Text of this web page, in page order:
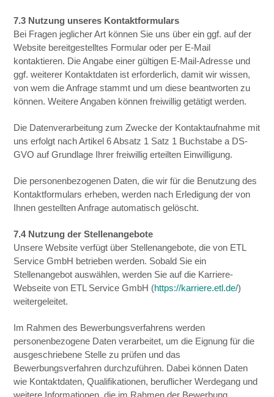
7.3 Nutzung unseres Kontaktformulars
Bei Fragen jeglicher Art können Sie uns über ein ggf. auf der
Website bereitgestelltes Formular oder per E-Mail
kontaktieren. Die Angabe einer gültigen E-Mail-Adresse und
ggf. weiterer Kontaktdaten ist erforderlich, damit wir wissen,
von wem die Anfrage stammt und um diese beantworten zu
können. Weitere Angaben können freiwillig getätigt werden.
Die Datenverarbeitung zum Zwecke der Kontaktaufnahme mit
uns erfolgt nach Artikel 6 Absatz 1 Satz 1 Buchstabe a DS-
GVO auf Grundlage Ihrer freiwillig erteilten Einwilligung.
Die personenbezogenen Daten, die wir für die Benutzung des
Kontaktformulars erheben, werden nach Erledigung der von
Ihnen gestellten Anfrage automatisch gelöscht.
7.4 Nutzung der Stellenangebote
Unsere Website verfügt über Stellenangebote, die von ETL
Service GmbH betrieben werden. Sobald Sie ein
Stellenangebot auswählen, werden Sie auf die Karriere-
Webseite von ETL Service GmbH (https://karriere.etl.de/)
weitergeleitet.
Im Rahmen des Bewerbungsverfahrens werden
personenbezogene Daten verarbeitet, um die Eignung für die
ausgeschriebene Stelle zu prüfen und das
Bewerbungsverfahren durchzuführen. Dabei können Daten
wie Kontaktdaten, Qualifikationen, beruflicher Werdegang und
weitere Informationen, die im Rahmen der Bewerbung